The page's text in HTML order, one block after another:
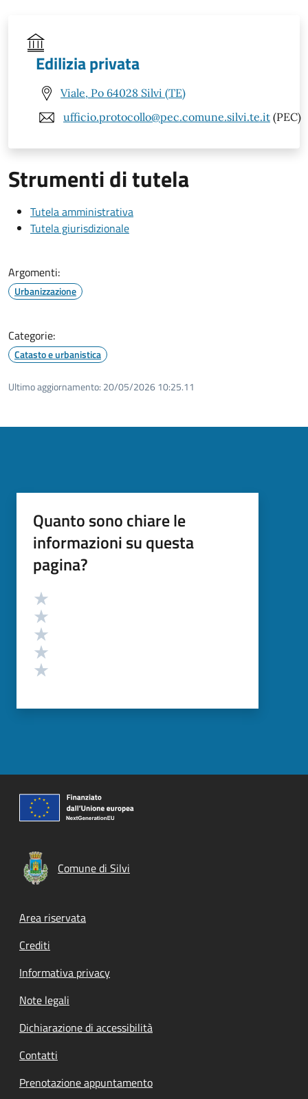
Edilizia privata
Viale, Po 64028 Silvi (TE)
ufficio.protocollo@pec.comune.silvi.te.it (PEC)
Strumenti di tutela
Tutela amministrativa
Tutela giurisdizionale
Argomenti:
Urbanizzazione
Categorie:
Catasto e urbanistica
Ultimo aggiornamento: 20/05/2026 10:25.11
Quanto sono chiare le
informazioni su questa
pagina?
Valutazione
Comune di Silvi
Footer menu
Area riservata
Crediti
Informativa privacy
Note legali
Dichiarazione di accessibilità
Contatti
Prenotazione appuntamento